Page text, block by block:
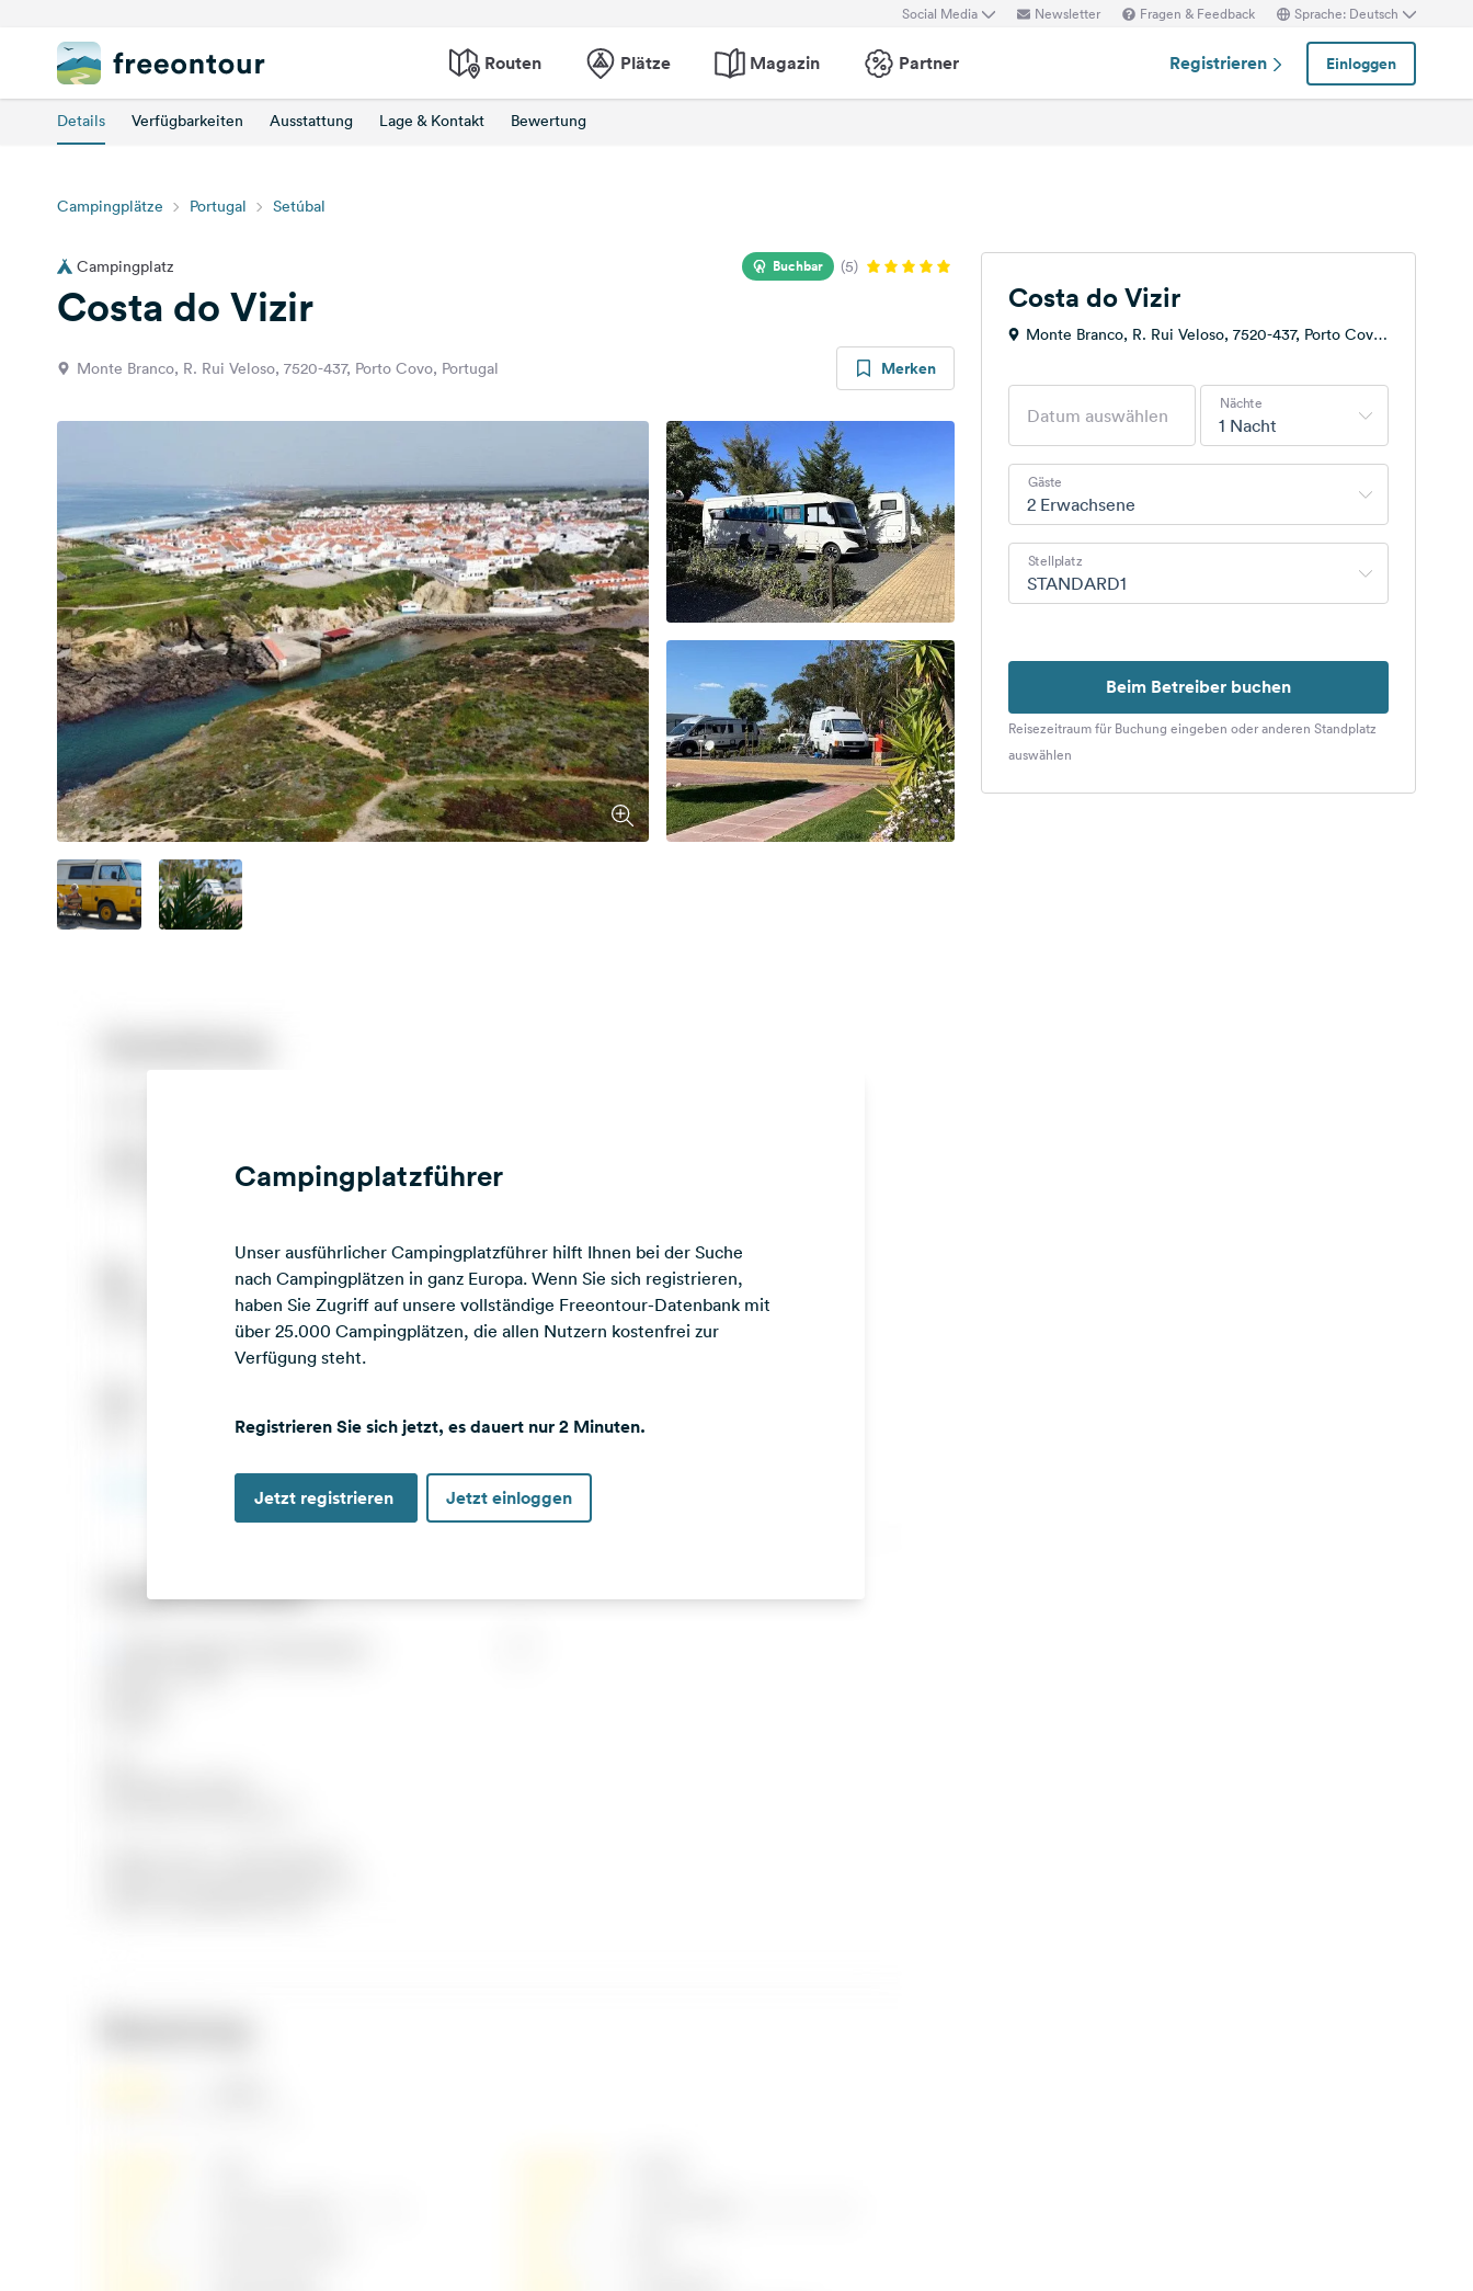
Social Media Newsletter Fragen & Feedback Sprache: Deutsch
Routen Plätze Magazin Partner Registrieren Einloggen
Details Verfügbarkeiten Ausstattung Lage & Kontakt Bewertung
Campingplätze Portugal Setúbal
Campingplatz Buchbar (5)
Costa do Vizir
Monte Branco, R. Rui Veloso, 7520-437, Porto Covo, Portugal Merken
Campingplatzführer
Unser ausführlicher Campingplatzführer hilft Ihnen bei der Suche
nach Campingplätzen in ganz Europa. Wenn Sie sich registrieren,
haben Sie Zugriff auf unsere vollständige Freeontour-Datenbank mit
über 25.000 Campingplätzen, die allen Nutzern kostenfrei zur
Verfügung steht.
Registrieren Sie sich jetzt, es dauert nur 2 Minuten.
Jetzt registrieren Jetzt einloggen
Costa do Vizir
Monte Branco, R. Rui Veloso, 7520-437, Porto Covo,
1 Nacht
Nächte
2 Erwachsene
Gäste
STANDARD1
Stellplatz
Beim Betreiber buchen
Reisezeitraum für Buchung eingeben oder anderen Standplatz
auswählen